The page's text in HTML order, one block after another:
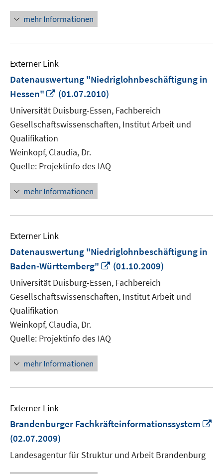
mehr Informationen
Externer Link
Datenauswertung "Niedriglohnbeschäftigung in
Hessen"
In
neuem
Fenster
öffnen
(01.07.2010)
Universität Duisburg-Essen, Fachbereich
Gesellschaftswissenschaften, Institut Arbeit und
Qualifikation
Weinkopf, Claudia, Dr.
Quelle: Projektinfo des IAQ
mehr Informationen
Externer Link
Datenauswertung "Niedriglohnbeschäftigung in
Baden-Württemberg"
In
neuem
Fenster
öffnen
(01.10.2009)
Universität Duisburg-Essen, Fachbereich
Gesellschaftswissenschaften, Institut Arbeit und
Qualifikation
Weinkopf, Claudia, Dr.
Quelle: Projektinfo des IAQ
mehr Informationen
Externer Link
Brandenburger Fachkräfteinformationssystem
(02.07.2009)
Landesagentur für Struktur und Arbeit Brandenburg